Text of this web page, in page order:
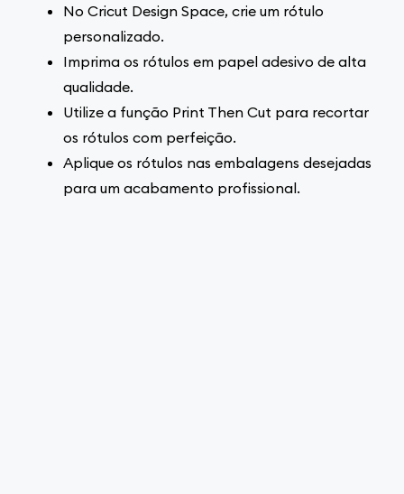
No Cricut Design Space, crie um rótulo
personalizado.
Imprima os rótulos em papel adesivo de alta
qualidade.
Utilize a função Print Then Cut para recortar
os rótulos com perfeição.
Aplique os rótulos nas embalagens desejadas
para um acabamento profissional.